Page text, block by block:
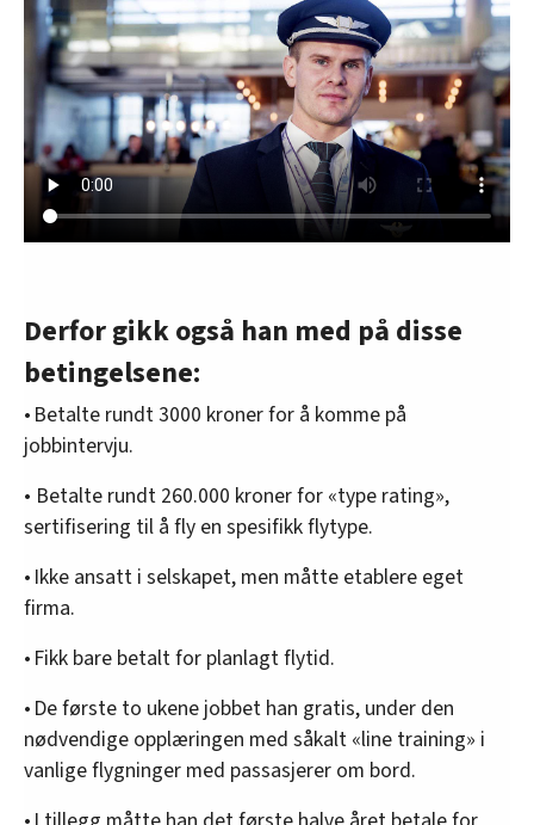
Derfor gikk også han med på disse
betingelsene:
• Betalte rundt 3000 kroner for å komme på
jobbintervju.
• Betalte rundt 260.000 kroner for «type rating»,
sertifisering til å fly en spesifikk flytype.
• Ikke ansatt i selskapet, men måtte etablere eget
firma.
• Fikk bare betalt for planlagt flytid.
• De første to ukene jobbet han gratis, under den
nødvendige opplæringen med såkalt «line training» i
vanlige flygninger med passasjerer om bord.